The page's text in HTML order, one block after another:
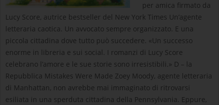
per amica firmato da
Lucy Score, autrice bestseller del New York Times Un’agente
letteraria caotica. Un avvocato sempre organizzato. E una
piccola cittadina dove tutto può succedere. «Un successo
enorme in libreria e sui social. I romanzi di Lucy Score
celebrano l’amore e le sue storie sono irresistibili.» D – la
Repubblica Mistakes Were Made Zoey Moody, agente letteraria
di Manhattan, non avrebbe mai immaginato di ritrovarsi
esiliata in una sperduta cittadina della Pennsylvania. Eppure,